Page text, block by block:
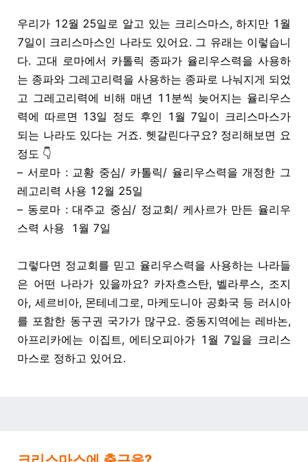
우리가 12월 25일로 알고 있는 크리스마스, 하지만 1월
7일이 크리스마스인 나라도 있어요. 그 유래는 이렇습니
다. 고대 로마에서 카톨릭 종파가 율리우스력을 사용하
는 종파와 그레고리력을 사용하는 종파로 나눠지게 되었
고 그레고리력에 비해 매년 11분씩 늦어지는 율리우스
력에 따르면 13일 정도 후인 1월 7일이 크리스마스가
되는 나라도 있다는 거죠. 헷갈린다구요? 정리해보면 요
정도 👇
– 서로마 : 교황 중심/ 카톨릭/ 율리우스력을 개정한 그
레고리력 사용 12월 25일
– 동로마 : 대주교 중심/ 정교회/ 케사르가 만든 율리우
스력 사용 1월 7일
그렇다면 정교회를 믿고 율리우스력을 사용하는 나라들
은 어떤 나라가 있을까요? 카자흐스탄, 벨라루스, 조지
아, 세르비아, 몬테네그로, 마케도니아 공화국 등 러시아
를 포함한 동구권 국가가 많구요. 중동지역에는 레바논,
아프리카에는 이집트, 에티오피아가 1월 7일을 크리스
마스로 정하고 있어요.